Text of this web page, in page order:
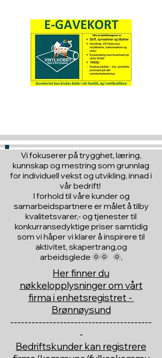
Vi fokuserer på trygghet, læring,
kunnskap og mestring som grunnlag
for individuell vekst og utvikling, innad i
vår bedrift!
I forhold til våre kunder og
samarbeidspartnere er målet å tilby
kvalitetsvarer,- og tjenester til
konkurransedyktige priser samtidig
som vi håper vi klarer å inspirere til
aktivitet, skapertrang,og
arbeidsglede 🌞🌞 🌞,
Her finner du
nøkkelopplysninger om vårt
firma i enhetsregistret -
Brønnøysund
----------------------------------------
-
Bedriftskunder kan registrere